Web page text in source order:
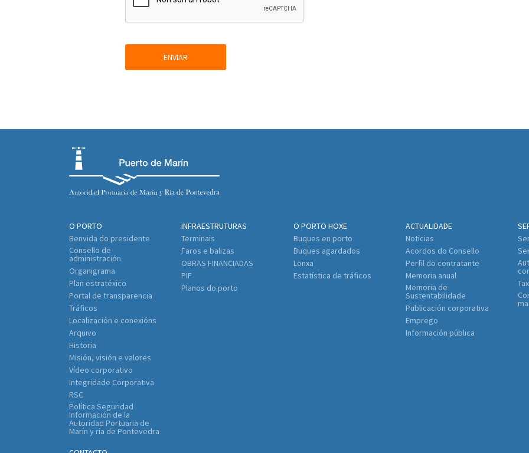
O PORTO
Benvida do presidente
Consello de
administración
Organigrama
Plan estratéxico
Portal de transparencia
Tráficos
Localización e conexións
Arquivo
Historia
Misión, visión e valores
Vídeo corporativo
Integridade Corporativa
RSC
Política Seguridad
Información de la
Autoridad Portuaria de
Marín y ría de Pontevedra
INFRAESTRUTURAS
Terminais
Faros e balizas
OBRAS FINANCIADAS
PIF
Planos do porto
O PORTO HOXE
Buques en porto
Buques agardados
Lonxa
Estatística de tráficos
ACTUALIDADE
Noticias
Acordos do Consello
Perfil do contratante
Memoria anual
Memoria de
Sustentabilidade
Publicación corporativa
Emprego
Información pública